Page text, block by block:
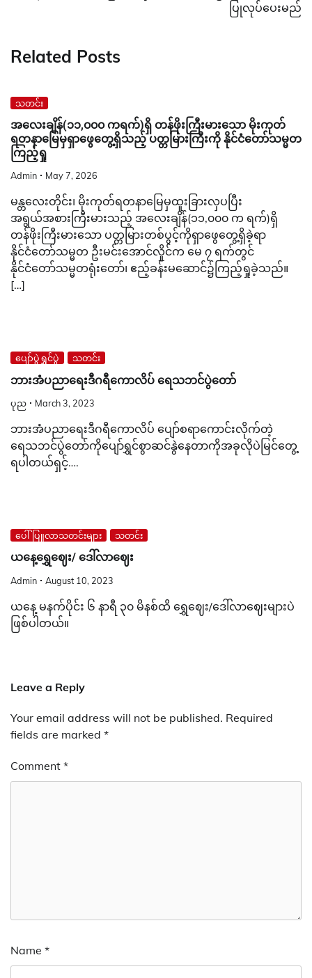
ပြုလုပ်ပေးမည်
Related Posts
သတင်း
အလေးချိန်(၁၁,၀၀၀ ကရက်)ရှိ တန်ဖိုးကြီးမားသော မိုးကုတ်
ရတနာမြေမှရှာဖွေတွေ့ရှိသည့် ပတ္တမြားကြီးကို နိုင်ငံတော်သမ္မတ
ကြည့်ရှု
Admin May 7, 2026
မန္တလေးတိုင်း၊ မိုးကုတ်ရတနာမြေမှထူးခြားလှပပြီး
အရွယ်အစားကြီးမားသည့် အလေးချိန်(၁၁,၀၀၀ က ရက်)ရှိ
တန်ဖိုးကြီးမားသော ပတ္တမြားတစ်ပွင့်ကိုရှာဖွေတွေ့ရှိခဲ့ရာ
နိုင်ငံတော်သမ္မတ ဦးမင်းအောင်လှိုင်က မေ ၇ ရက်တွင်
နိုင်ငံတော်သမ္မတရုံးတော်၊ ဧည့်ခန်းမဆောင်၌ကြည့်ရှုခဲ့သည်။
[…]
ပျော်ပွဲရွှင်ပွဲ သတင်း
ဘားအံပညာရေးဒီဂရီကောလိပ် ရေသဘင်ပွဲတော်
ပုည March 3, 2023
ဘားအံပညာရေးဒီဂရီကောလိပ် ပျော်စရာကောင်းလိုက်တဲ့
ရေသဘင်ပွဲတော်ကိုပျော်ရွှင်စွာဆင်နွဲနေတာကိုအခုလိုပဲမြင်တွေ့
ရပါတယ်ရှင့်….
ပေါ်ပြူလာသတင်းများ သတင်း
ယနေ့ရွှေဈေး/ ဒေါ်လာဈေး
Admin August 10, 2023
ယနေ့ မနက်ပိုင်း ၆ နာရီ ၃၀ မိနစ်ထိ ရွှေဈေး/ဒေါ်လာဈေးများပဲ
ဖြစ်ပါတယ်။
Leave a Reply
Your email address will not be published. Required
fields are marked *
Comment *
Name *